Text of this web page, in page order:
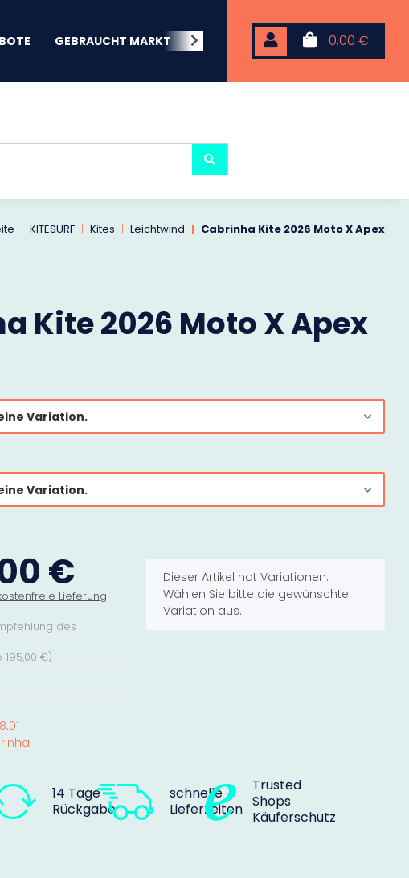
0,00 €
GEBRAUCHT MARKT BEACHWEAR NEOPREN
KITESURF Kites Leichtwind Cabrinha Kite 2026 Moto X Apex
Kite 2026 Moto X Apex
Variation.
Variation.
€
Lieferung
des
195,00 €)
xDieser Artikel hat Variationen.
Wählen Sie bitte die gewünschte
Variation aus.
14 Tage
Rückgabe
schnelle
Lieferzeiten
Trusted
Shops
Käuferschutz